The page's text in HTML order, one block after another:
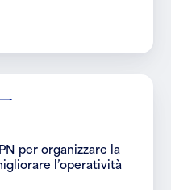
per organizzare la
l’operatività